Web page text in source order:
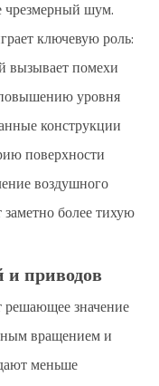
чрезмерный шум.
ключевую роль:
вызывает помехи
уровня
конструкции
поверхности
воздушного
заметно более тихую
и приводов
решающее значение
вращением и
меньше